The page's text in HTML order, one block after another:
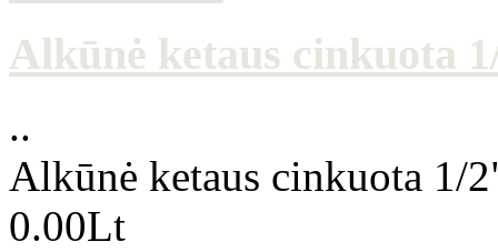
Alkūnė ketaus cinkuota
..
Alkūnė ketaus cinkuota 1/
0.00Lt